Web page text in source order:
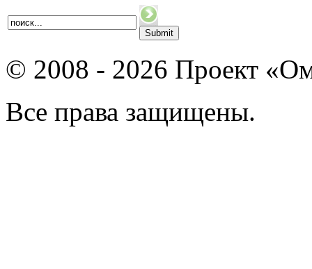
© 2008 - 2026 Проект
Все права защищены.